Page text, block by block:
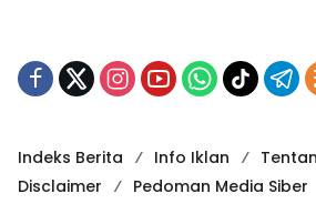
Indeks Berita Info Iklan
Disclaimer
Pedoman Media Siber